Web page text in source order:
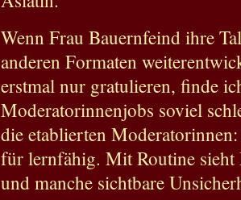
Wenn Frau Bauernfeind ihre
anderen Formaten
erstmal nur gratulieren, finde
Moderatorinnenjobs soviel
die etablierten
für lernfähig. Mit Routine sieht
und manche sichtbare